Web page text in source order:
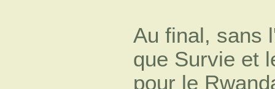
Au final, sans
que Survie et
pour le